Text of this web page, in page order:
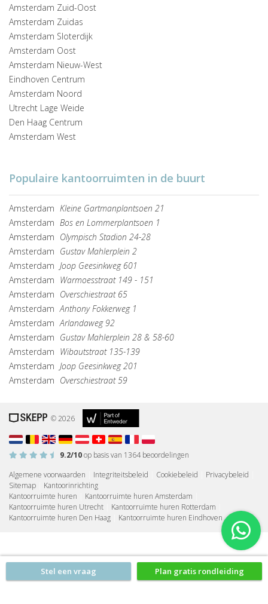
Stel een vraag Plan gratis rondleiding
Amsterdam Zuid-Oost
Amsterdam Zuidas
Amsterdam Sloterdijk
Amsterdam Oost
Amsterdam Nieuw-West
Eindhoven Centrum
Amsterdam Noord
Utrecht Lage Weide
Den Haag Centrum
Amsterdam West
Populaire kantoorruimten in de buurt
Amsterdam Kleine Gartmanplantsoen 21
Amsterdam Bos en Lommerplantsoen 1
Amsterdam Olympisch Stadion 24-28
Amsterdam Gustav Mahlerplein 2
Amsterdam Joop Geesinkweg 601
Amsterdam Warmoesstraat 149 - 151
Amsterdam Overschiestraat 65
Amsterdam Anthony Fokkerweg 1
Amsterdam Arlandaweg 92
Amsterdam Gustav Mahlerplein 28 & 58-60
Amsterdam Wibautstraat 135-139
Amsterdam Joop Geesinkweg 201
Amsterdam Overschiestraat 59
© 2026
9.2/10op basis van 1364beoordelingen
Algemene voorwaarden
Integriteitsbeleid Cookiebeleid Privacybeleid
Sitemap
Kantoorinrichting
Kantoorruimte huren
Kantoorruimte huren Amsterdam
Kantoorruimte huren Utrecht
Kantoorruimte huren Rotterdam
Kantoorruimte huren Den Haag
Kantoorruimte huren Eindhoven